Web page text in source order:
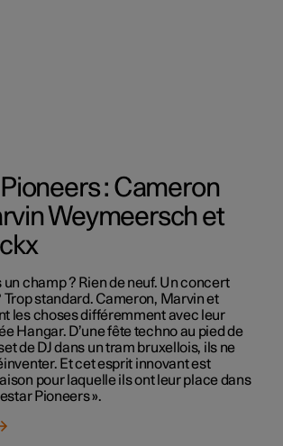
: Cameron
Weymeersch et
un champ ? Rien de neuf. Un concert
Trop standard. Cameron, Marvin et
les choses différemment avec leur
Hangar. D’une fête techno au pied de
de DJ dans un tram bruxellois, ils ne
Et cet esprit innovant est
pour laquelle ils ont leur place dans
Pioneers ».